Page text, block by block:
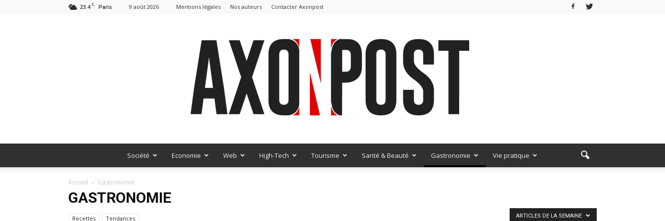
23.4 C Paris 9 août 2026 Mentions légales Nos auteurs Contacter Axonpost
Société Economie Web High-Tech Tourisme Santé & Beauté Gastronomie Vie pratique
Accueil Gastronomie
GASTRONOMIE
Recettes Tendances ARTICLES DE LA SEMAINE